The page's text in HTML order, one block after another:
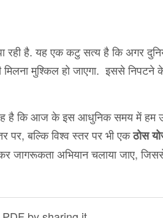
रही है. यह एक कटु सत्य है कि अगर
मिलना मुश्किल हो जाएगा. इससे
यह है कि आज के इस आधुनिक समय में हम
पर, बल्कि विश्व स्तर पर भी एकठोस
जागरूकता अभियान चलाया जाए,